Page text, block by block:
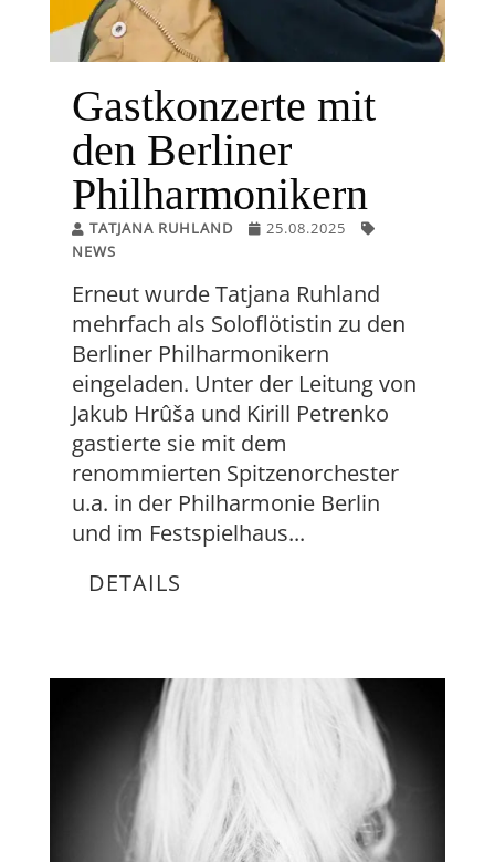
Gastkonzerte mit
den Berliner
Philharmonikern
TATJANA RUHLAND
25.08.2025
NEWS
Erneut wurde Tatjana Ruhland
mehrfach als Soloflötistin zu den
Berliner Philharmonikern
eingeladen. Unter der Leitung von
Jakub Hrûša und Kirill Petrenko
gastierte sie mit dem
renommierten Spitzenorchester
u.a. in der Philharmonie Berlin
und im Festspielhaus...
DETAILS